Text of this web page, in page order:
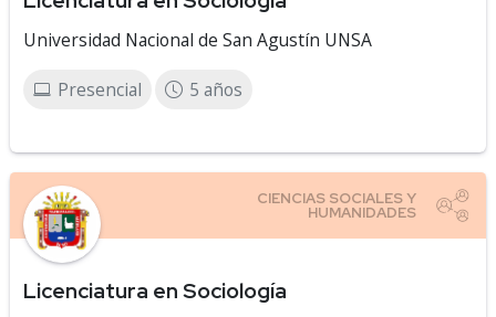
Universidad Nacional de San Agustín UNSA
Presencial 5 años
Licenciatura en Sociología